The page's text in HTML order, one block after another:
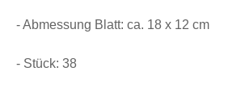
- Abmessung Blatt: ca. 18 x 12 cm
- Stück: 38